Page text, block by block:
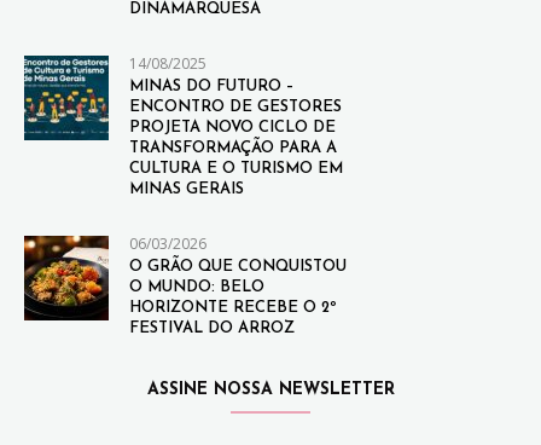
DINAMARQUESA
14/08/2025
MINAS DO FUTURO –
ENCONTRO DE GESTORES
PROJETA NOVO CICLO DE
TRANSFORMAÇÃO PARA A
CULTURA E O TURISMO EM
MINAS GERAIS
06/03/2026
O GRÃO QUE CONQUISTOU
O MUNDO: BELO
HORIZONTE RECEBE O 2º
FESTIVAL DO ARROZ
ASSINE NOSSA NEWSLETTER